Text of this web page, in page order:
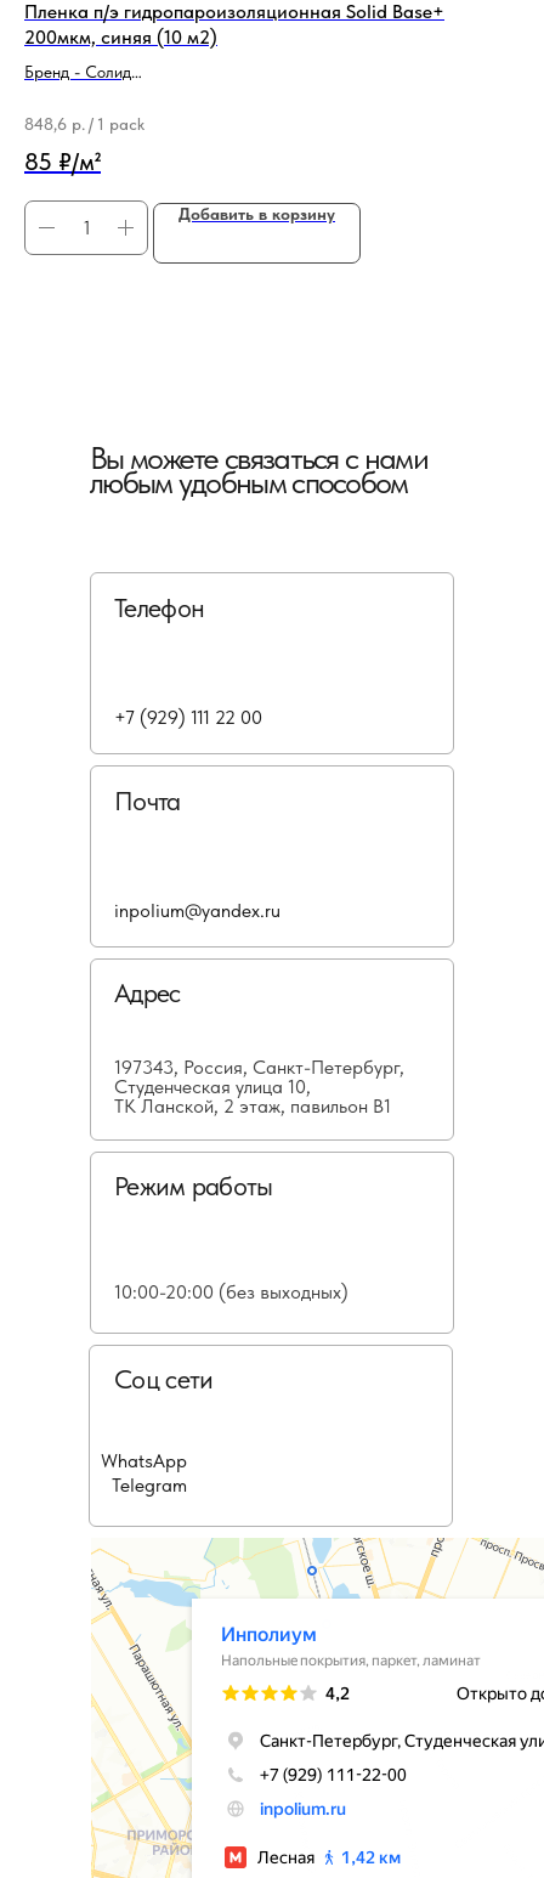
Пленка п/э гидропароизоляционная Solid Base+
200мкм, синяя (10 м2)
Бренд - Солид
848,6 р. / 1 pack
85 ₽/м²
Добавить в корзину
Вы можете связаться с нами
любым удобным способом
Телефон
Почта
Адрес
197343, Россия, Санкт-Петербург,
Студенческая улица 10,
ТК Ланской, 2 этаж, павильон В1
Режим работы
10:00-20:00 (без выходных)
Соц сети
+7 (929) 111 22 00
inpolium@yandex.ru
WhatsApp
Telegram